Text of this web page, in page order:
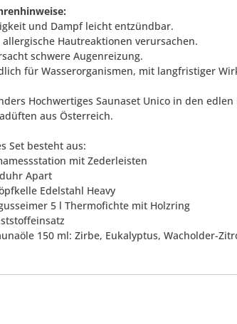
und Dampf leicht entzündbar.
allergische Hautreaktionen verursachen.
schwere Augenreizung.
für Wasserorganismen, mit langfristiger
Hochwertiges Saunaset Unico in den
aus Österreich.
Set besteht aus:
mit Zederleisten
Apart
Edelstahl Heavy
5 l Thermofichte mit Holzring
150 ml: Zirbe, Eukalyptus, Wacholder-